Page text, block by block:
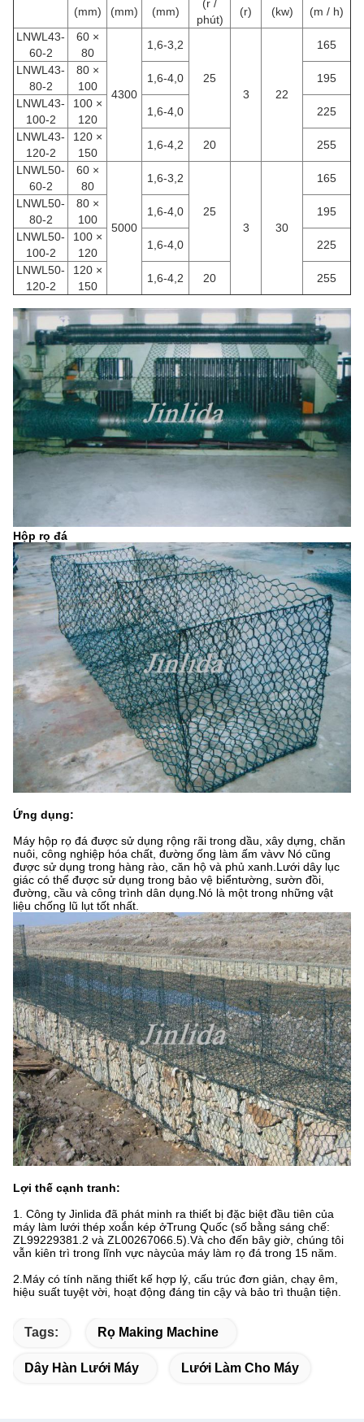
(mm) (mm) (mm)
(r /
phút)
(r) (kw)
(m / h)
LNWL43-
60-2
60 ×
80
4300
1,6-3,2
25
3
22
165
LNWL43-
80-2
80 ×
100
1,6-4,0
195
LNWL43-
100-2
100 ×
120
1,6-4,0
225
LNWL43-
120-2
120 ×
150
1,6-4,2 20
255
LNWL50-
60-2
60 ×
80
5000
1,6-3,2
25
3
30
165
LNWL50-
80-2
80 ×
100
1,6-4,0
195
LNWL50-
100-2
100 ×
120
1,6-4,0
225
LNWL50-
120-2
120 ×
150
1,6-4,2 20 255
Hộp rọ đá
Ứng dụng:
Máy hộp rọ đá được sử dụng rộng rãi trong dầu, xây dựng, chăn
nuôi, công nghiệp hóa chất, đường ống làm ấm vàvv Nó cũng
được sử dụng trong hàng rào, căn hộ và phủ xanh.Lưới dây lục
giác có thể được sử dụng trong bảo vệ biểntường, sườn đồi,
đường, cầu và công trình dân dụng.Nó là một trong những vật
liệu chống lũ lụt tốt nhất.
Lợi thế cạnh tranh:
1. Công ty Jinlida đã phát minh ra thiết bị đặc biệt đầu tiên của
máy làm lưới thép xoắn kép ởTrung Quốc (số bằng sáng chế:
ZL99229381.2 và ZL00267066.5).Và cho đến bây giờ, chúng tôi
vẫn kiên trì trong lĩnh vực nàycủa máy làm rọ đá trong 15 năm.
2.Máy có tính năng thiết kế hợp lý, cấu trúc đơn giản, chạy êm,
hiệu suất tuyệt vời, hoạt động đáng tin cậy và bảo trì thuận tiện.
Tags: Rọ Making Machine
Dây Hàn Lưới Máy Lưới Làm Cho Máy